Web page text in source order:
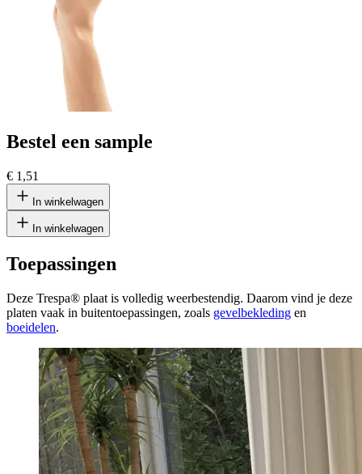
Bestel een sample
€ 1,51
In winkelwagen
In winkelwagen
Toepassingen
Deze Trespa® plaat is volledig weerbestendig. Daarom vind je deze
platen vaak in buitentoepassingen, zoals gevelbekleding en
boeidelen.